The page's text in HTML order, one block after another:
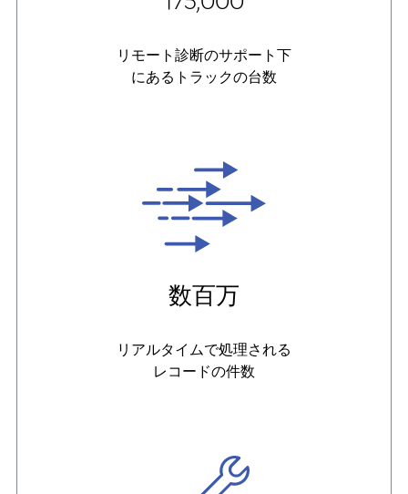
リモート診断のサポート下
にあるトラックの台数
数百万
リアルタイムで処理される
レコードの件数